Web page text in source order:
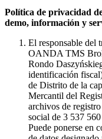
Política de privacidad
demo, información y
El responsable del
OANDA TMS
Rondo
identificación
de Distrito de la
Mercantil del
archivos de
social de 3 537
Puede ponerse en